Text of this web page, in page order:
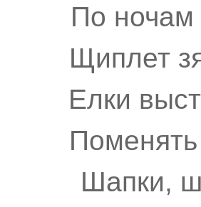
По ночам
Щиплет
Елки
Шапки,